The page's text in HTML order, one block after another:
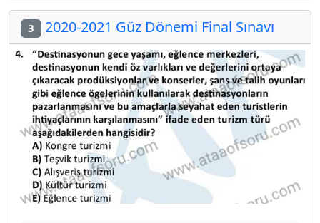
3 2020-2021 Güz Dönemi Final Sınavı